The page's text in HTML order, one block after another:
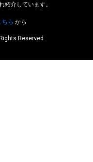
紹介しています。
ちら から
Reserved